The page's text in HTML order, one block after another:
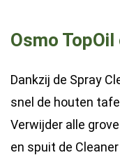
Osmo
Dankzij de Spray
snel de houten
Verwijder alle
en spuit de